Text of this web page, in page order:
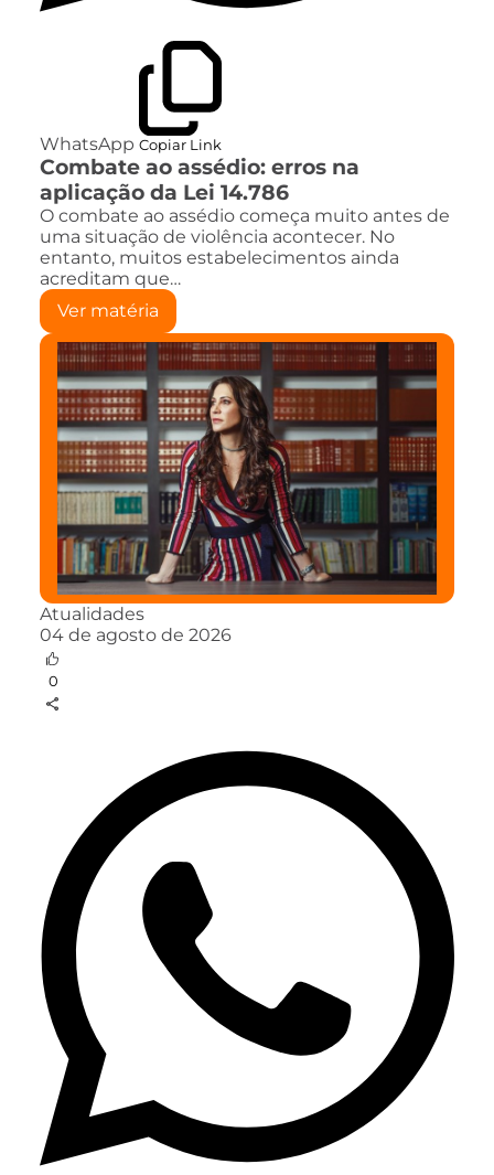
WhatsApp Copiar Link
Combate ao assédio: erros na
aplicação da Lei 14.786
O combate ao assédio começa muito antes de
uma situação de violência acontecer. No
entanto, muitos estabelecimentos ainda
acreditam que…
Ver matéria
Atualidades
04 de agosto de 2026
0